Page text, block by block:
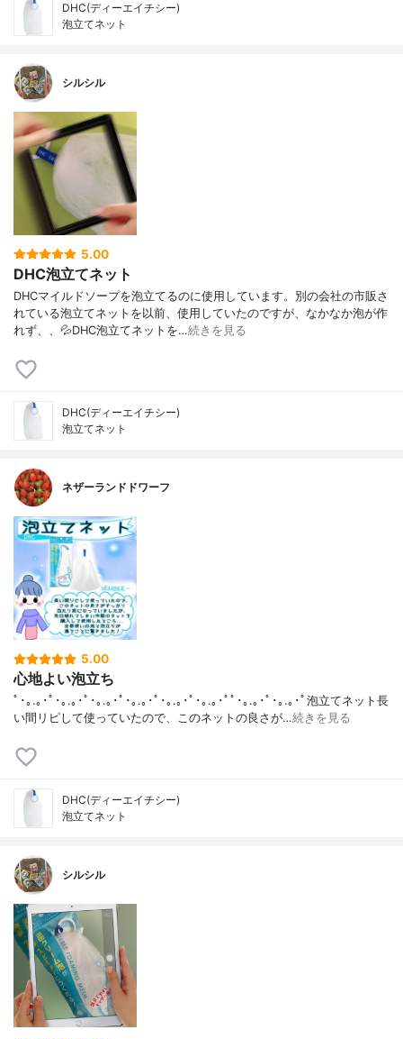
DHC(ディーエイチシー)
泡立てネット
シルシル
5.00
DHC泡立てネット
DHCマイルドソープを泡立てるのに使用しています。別の会社の市販さ
れている泡立てネットを以前、使用していたのですが、なかなか泡が作
れず、、💦DHC泡立てネットを…続きを見る
DHC(ディーエイチシー)
泡立てネット
ネザーランドドワーフ
5.00
心地よい泡立ち
ﾟ･｡.｡･ﾟ･｡.｡･ﾟ･｡.｡･ﾟ･｡.｡･ﾟ･｡.｡･ﾟ･｡.｡･ﾟﾟ･｡.｡･ﾟ･｡.｡･ﾟ泡立てネット長
い間リピして使っていたので、このネットの良さが…続きを見る
DHC(ディーエイチシー)
泡立てネット
シルシル